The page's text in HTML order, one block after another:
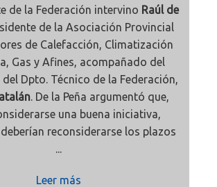
de la Federación intervino Raúl de
de la Asociación Provincial
de Calefacción, Climatización
Gas y Afines, acompañado del
Dpto. Técnico de la Federación,
. De la Peña argumentó que,
una buena iniciativa,
reconsiderarse los plazos
...
Leer más